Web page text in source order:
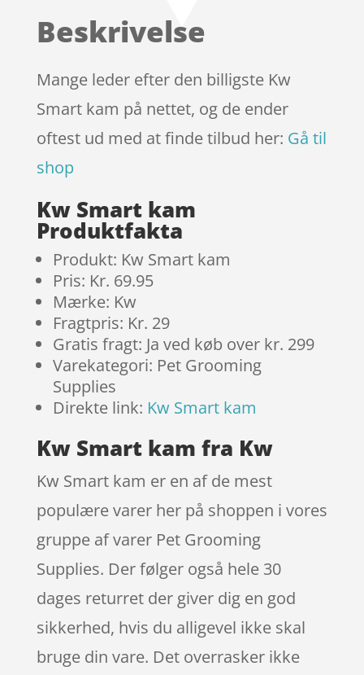
på
mmelser
Beskrivelse
Mange leder efter den billigste Kw
Smart kam på nettet, og de ender
oftest ud med at finde tilbud her: Gå til
shop
Kw Smart kam
Produktfakta
Produkt: Kw Smart kam
Pris: Kr. 69.95
Mærke: Kw
Fragtpris: Kr. 29
Gratis fragt: Ja ved køb over kr. 299
Varekategori: Pet Grooming
Supplies
Direkte link: Kw Smart kam
Kw Smart kam fra Kw
Kw Smart kam er en af de mest
populære varer her på shoppen i vores
gruppe af varer Pet Grooming
Supplies. Der følger også hele 30
dages returret der giver dig en god
sikkerhed, hvis du alligevel ikke skal
bruge din vare. Det overrasker ikke